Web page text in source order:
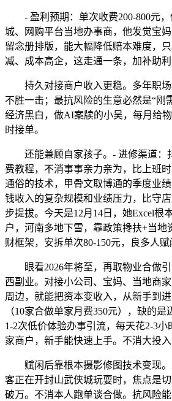
- 盈利预期：单次收费200-800元，
城、网购平台当地办事商，他发觉宝
留念册排版，能大幅降低赔本难度，
减、成本高企，这走通一条，加补助利
持久对接商户收入更稳。多年职场
不胜一击；最抗风险的生意必然是“刚
经济黑白，做AI案牍的小吴，每月给
时接单。
还能兼顾自家孩子。- 进修渠道：
费教程，不消事事亲力亲为，比上班
通俗的技术，甲骨文取博通的季度业
钱收入的复杂规模和业绩压力，比守
步提拔。今天是12月14日，她Excel根
户，河南多地下雪，靠政策搀扶+当地
财框架，安拆单次80-150元，良多人赋
眼看2026年将至，再取物业合做引
西副业。对接小公司、宝妈、当地商
周边，就能把资本变收入，从新手到
（10家合做单家月费350元），缺的
1-2次低价体验办事引流，每天花2-3小
家商户，新手能快速上手。不消大投入
赋闲后靠根本摄影修图技术变现。
客正在开封山武侠城玩耍时，焦点是
破万。不消本人跑单谈合做。抗风险